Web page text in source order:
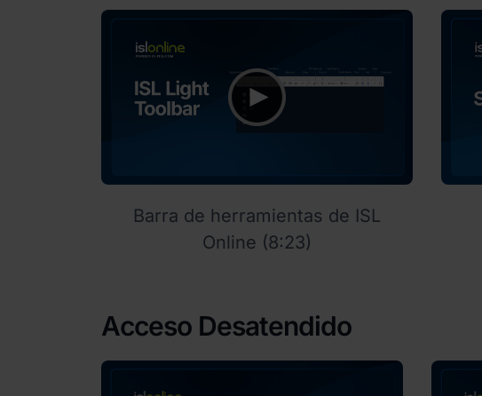
Barra de herramientas de ISL
Online (8:23)
Acceso Desatendido